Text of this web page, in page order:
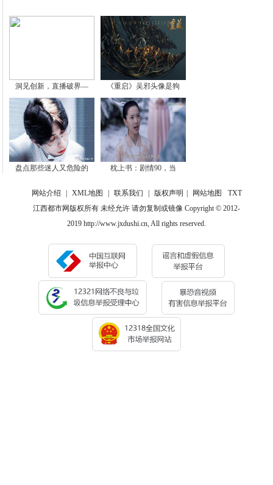
洞见创新，直播破界— 《重启》吴邪头像是狗
盘点那些迷人又危险的 枕上书：剧情90，当
网站介绍 XML地图 联系我们 版权声明 网站地图
TXT
江西都市网版权所有 未经允许 请勿复制或镜像 Copyright © 2012-
2019 http://www.jxdushi.cn, All rights reserved.